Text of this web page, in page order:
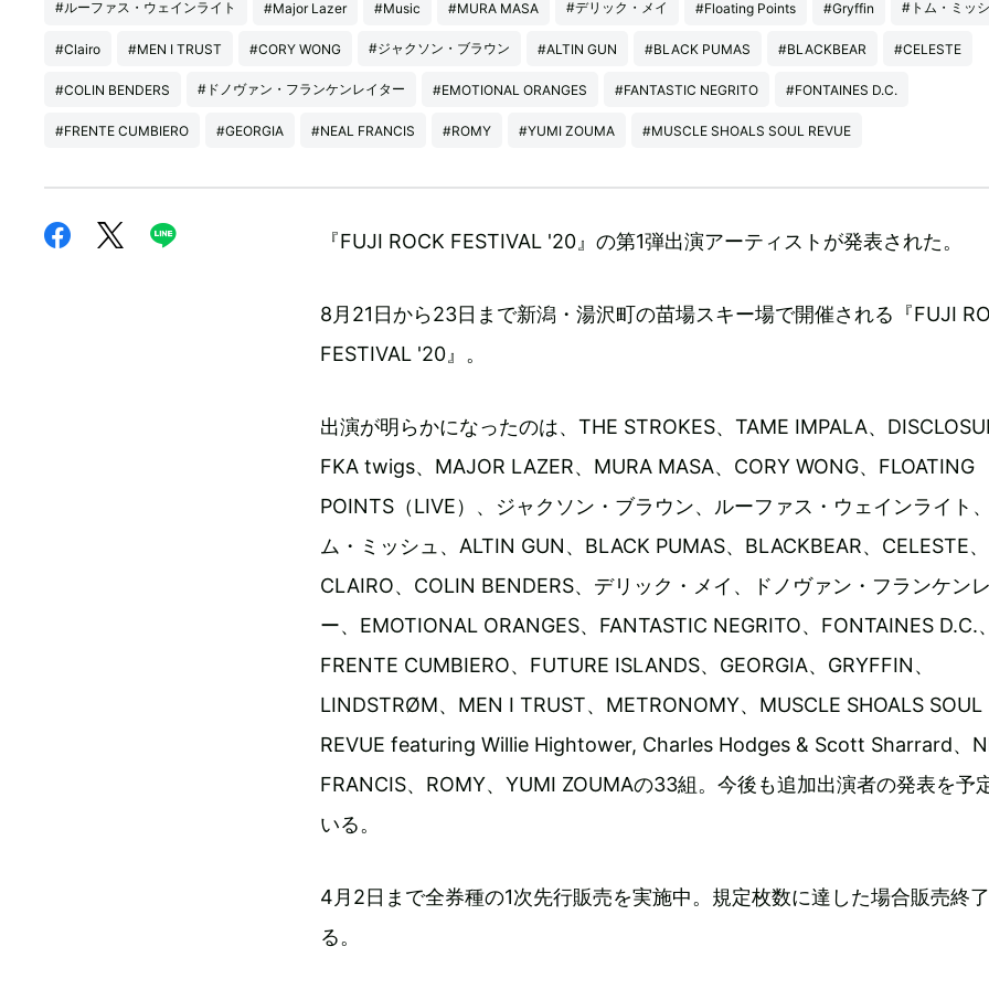
#ルーファス・ウェインライト #Major Lazer #Music #MURA MASA #デリック・メイ #Floating Points #Gryffin #トム・ミッ
#Clairo #MEN I TRUST #CORY WONG #ジャクソン・ブラウン #ALTIN GUN #BLACK PUMAS #BLACKBEAR #CELESTE
#COLIN BENDERS #ドノヴァン・フランケンレイター #EMOTIONAL ORANGES #FANTASTIC NEGRITO #FONTAINES D.C.
#FRENTE CUMBIERO #GEORGIA #NEAL FRANCIS #ROMY #YUMI ZOUMA #MUSCLE SHOALS SOUL REVUE
『FUJI ROCK FESTIVAL '20』の第1弾出演アーティストが発表された。
8月21日から23日まで新潟・湯沢町の苗場スキー場で開催される『FUJI
FESTIVAL '20』。
出演が明らかになったのは、THE STROKES、TAME IMPALA、
FKA twigs、MAJOR LAZER、MURA MASA、CORY WONG、FLOATING
POINTS（LIVE）、ジャクソン・ブラウン、ルーファス・ウェインライト
ム・ミッシュ、ALTIN GUN、BLACK PUMAS、BLACKBEAR、CELESTE、
CLAIRO、COLIN BENDERS、デリック・メイ、ドノヴァン・フランケン
ー、EMOTIONAL ORANGES、FANTASTIC NEGRITO、FONTAINES D.C.、
FRENTE CUMBIERO、FUTURE ISLANDS、GEORGIA、GRYFFIN、
LINDSTRØM、MEN I TRUST、METRONOMY、MUSCLE SHOALS SOUL
REVUE featuring Willie Hightower, Charles Hodges & Scott Sharrard、
FRANCIS、ROMY、YUMI ZOUMAの33組。今後も追加出演者の発表を予
いる。
4月2日まで全券種の1次先行販売を実施中。規定枚数に達した場合販売終
る。